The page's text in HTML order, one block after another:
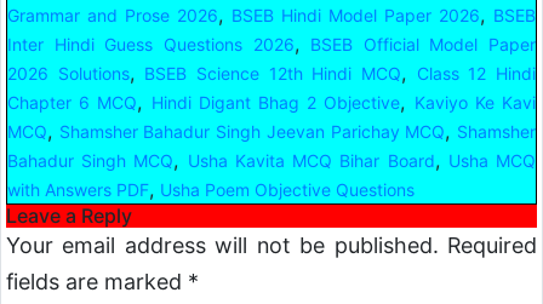
Grammar and Prose 2026, BSEB Hindi Model Paper 2026, BSEB
Inter Hindi Guess Questions 2026,
BSEB Official Model Paper
2026 Solutions, BSEB Science 12th Hindi MCQ,
Class 12 Hindi
Chapter 6 MCQ, Hindi Digant Bhag 2 Objective, Kaviyo Ke Kavi
MCQ, Shamsher Bahadur Singh Jeevan Parichay MCQ, Shamsher
Bahadur Singh MCQ, Usha Kavita MCQ Bihar Board, Usha MCQ
with Answers PDF, Usha Poem Objective Questions
Leave a Reply
Your email address will not be published. Required
fields are marked *